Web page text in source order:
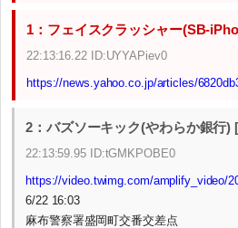
1：フェイスクラッシャー(SB-
22:13:16.22 ID:UYYAPiev0
https://news.yahoo.co.jp/articles/
2：バズソーキック(やわらか銀行)
22:13:59.95 ID:tGMKPOBE0
https://video.twimg.com/amplify_video/
6/22 16:03
麻布警察署盛岡町交番交差点